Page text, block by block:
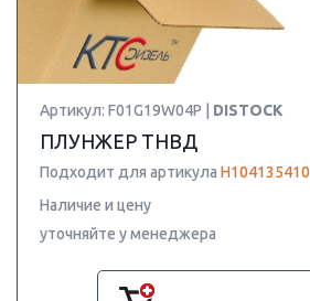
Артикул: F01G19W04P | DISTOCK
ПЛУНЖЕР ТНВД
Подходит для артикула H104135410
Наличие и цену
уточняйте у менеджера